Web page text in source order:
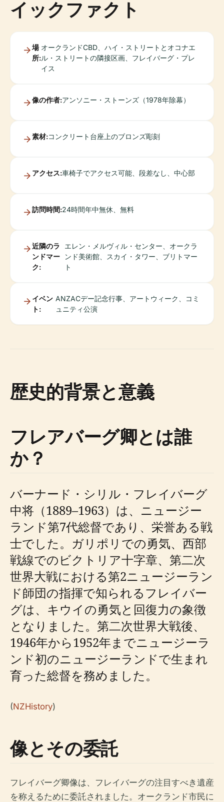
イックファクト
場
所:
オークランドCBD、ハイ・ストリートとオコナエ
ル・ストリートの隣接区画、フレイバーグ・プレ
イス
像の作者:アンソニー・ストーンズ（1978年除幕）
素材:コンクリート台座上のブロンズ彫刻
アクセス:車椅子でアクセス可能、段差なし、中心部
訪問時間:24時間年中無休、無料
近隣のラ
ンドマー
ク:
エレン・メルヴィル・センター、オークラ
ンド美術館、スカイ・タワー、ブリトマー
ト
イベン
ト:
ANZACデー記念行事、アートウィーク、コミ
ュニティ公演
歴史的背景と意義
フレアバーグ卿とは誰
か？
バーナード・シリル・フレイバーグ
中将（1889–1963）は、ニュージー
ランド第7代総督であり、栄誉ある戦
士でした。ガリポリでの勇気、西部
戦線でのビクトリア十字章、第二次
世界大戦における第2ニュージーラン
ド師団の指揮で知られるフレイバー
グは、キウイの勇気と回復力の象徴
となりました。第二次世界大戦後、
1946年から1952年までニュージーラ
ンド初のニュージーランドで生まれ
育った総督を務めました。
(NZHistory)
像とその委託
フレイバーグ卿像は、フレイバーグの注目すべき遺産
を称えるために委託されました。オークランド市民に